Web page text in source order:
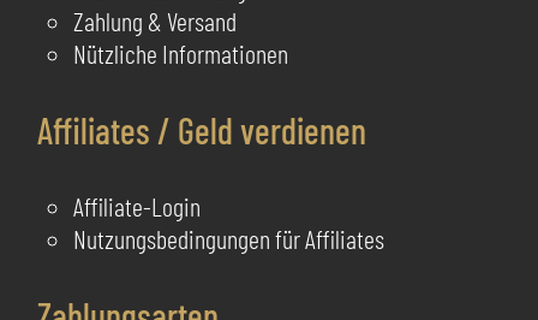
Zahlung & Versand
Nützliche Informationen
Affiliates / Geld verdienen
Affiliate-Login
Nutzungsbedingungen für Affiliates